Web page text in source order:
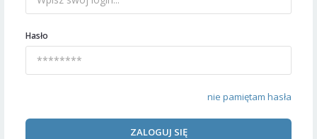
Hasło
nie pamiętam hasła
ZALOGUJ SIĘ